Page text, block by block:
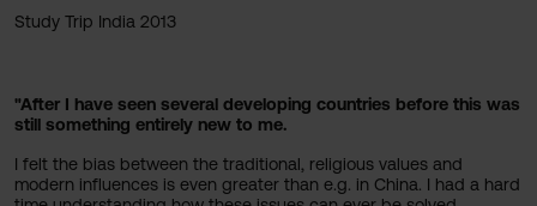
Study Trip India 2013
"After I have seen several developing countries before this was
still something entirely new to me.
I felt the bias between the traditional, religious values and
modern influences is even greater than e.g. in China. I had a hard